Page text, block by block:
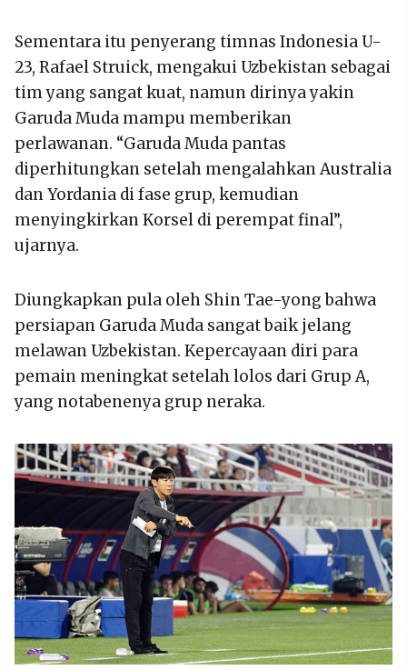
Sementara itu penyerang timnas Indonesia U-
23, Rafael Struick, mengakui Uzbekistan sebagai
tim yang sangat kuat, namun dirinya yakin
Garuda Muda mampu memberikan
perlawanan. “Garuda Muda pantas
diperhitungkan setelah mengalahkan Australia
dan Yordania di fase grup, kemudian
menyingkirkan Korsel di perempat final”,
ujarnya.
Diungkapkan pula oleh Shin Tae-yong bahwa
persiapan Garuda Muda sangat baik jelang
melawan Uzbekistan. Kepercayaan diri para
pemain meningkat setelah lolos dari Grup A,
yang notabenenya grup neraka.